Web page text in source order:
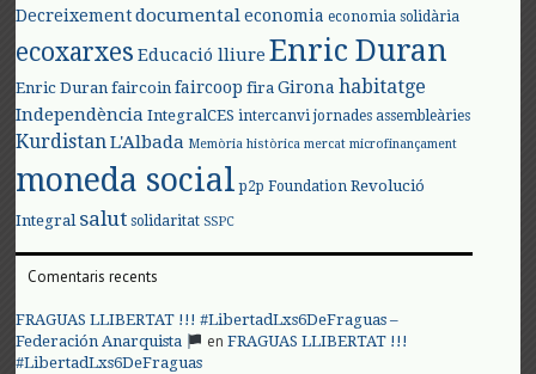
Decreixement documental economia economia solidària
ecoxarxes Educació lliure Enric Duran
Enric Duran faircoin faircoop fira Girona habitatge
Independència IntegralCES intercanvi jornades assembleàries
KurdistanL'Albada Memòria històrica mercat microfinançament
moneda social p2p Foundation Revolució
Integral salut solidaritat SSPC
Comentaris recents
FRAGUAS LLIBERTAT !!! #LibertadLxs6DeFraguas –
Federación Anarquista
enFRAGUAS LLIBERTAT !!!
#LibertadLxs6DeFraguas